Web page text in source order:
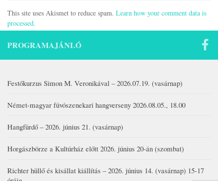
This site uses Akismet to reduce spam. Learn how your comment data is
processed.
PROGRAMAJÁNLÓ
Festőkurzus Simon M. Veronikával – 2026.07.19. (vasárnap)
Német-magyar fúvószenekari hangverseny 2026.08.05., 18.00
Hangfürdő – 2026. június 21. (vasárnap)
Horgászbörze a Kultúrház előtt 2026. június 20-án (szombat)
Richter hüllő és kisállat kiállítás – 2026. június 14. (vasárnap) 15-17